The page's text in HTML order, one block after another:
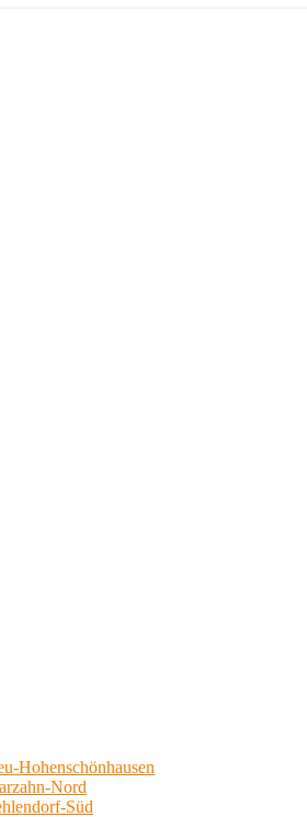
Hohenschönhausen
Nord
Süd